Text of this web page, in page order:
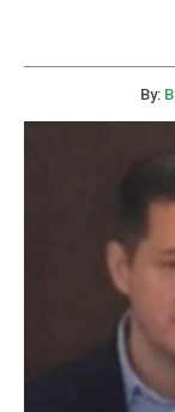
By: